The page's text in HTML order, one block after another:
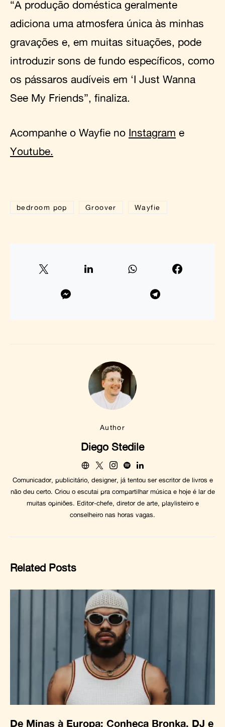
“A produção doméstica geralmente
adiciona uma atmosfera única às minhas
gravações e, em muitas situações, pode
introduzir sons de fundo específicos, como
os pássaros audíveis em ‘I Just Wanna
See My Friends”, finaliza.
Acompanhe o Wayfie no Instagram e
Youtube.
bedroom pop Groover Wayfie
Author
Diego Stedile
Comunicador, publicitário, designer, já tentou ser escritor de livros e
não deu certo. Criou o escutai pra compartilhar música e hoje é lar de
muitas opiniões. Editor-chefe, diretor de arte, playlisteiro e
conselheiro nas horas vagas.
Related Posts
De Minas à Europa: Conheça Bronka, DJ e